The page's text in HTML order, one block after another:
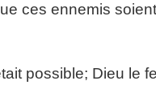
ces ennemis
possible; Dieu le